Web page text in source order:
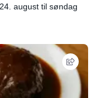
august til søndag